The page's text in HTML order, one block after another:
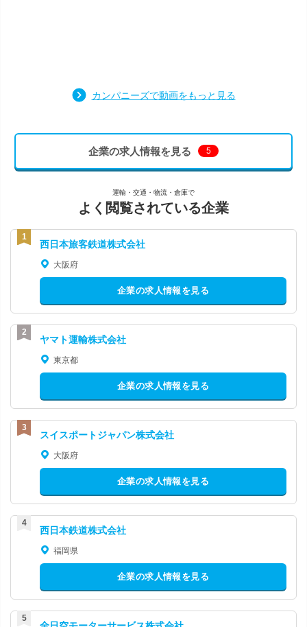
カンパニーズで動画をもっと見る
企業の求人情報を見る 5
運輸・交通・物流・倉庫で
よく閲覧されている企業
西日本旅客鉄道株式会社
大阪府
企業の求人情報を見る
ヤマト運輸株式会社
東京都
企業の求人情報を見る
スイスポートジャパン株式会社
大阪府
企業の求人情報を見る
西日本鉄道株式会社
福岡県
企業の求人情報を見る